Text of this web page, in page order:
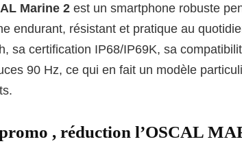
Marine 2 est un smartphone robuste
endurant, résistant et pratique au
sa certification IP68/IP69K, sa
90 Hz, ce qui en fait un modèle
, réduction l’OSCAL